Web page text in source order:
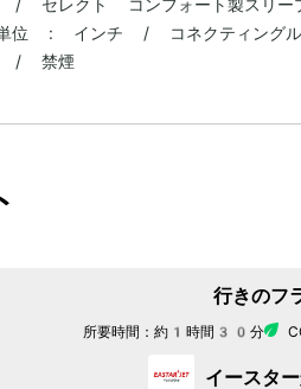
/ セレクト コンフォート製ス
単位 : インチ / コネクティン
/ 禁煙
行きのフ
所要時間： 約1時間30分
イースタ